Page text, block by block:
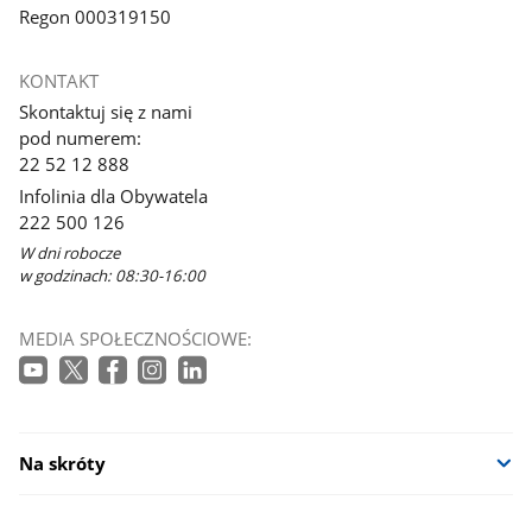
Regon 000319150
KONTAKT
Skontaktuj się z nami
pod numerem:
22 52 12 888
Infolinia dla Obywatela
222 500 126
W dni robocze
w godzinach: 08:30-16:00
MEDIA SPOŁECZNOŚCIOWE:
Na skróty